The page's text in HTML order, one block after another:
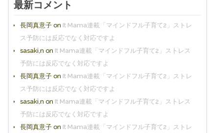
最新コメント
長岡真意子on It Mama連載「マインドフル子育て2」ストレ
ス予防には反応でなく対応ですよ
sasaki,n on It Mama連載「マインドフル子育て2」ストレス
予防には反応でなく対応ですよ
長岡真意子on It Mama連載「マインドフル子育て2」ストレ
ス予防には反応でなく対応ですよ
sasaki,n on It Mama連載「マインドフル子育て2」ストレス
予防には反応でなく対応ですよ
長岡真意子on It Mama連載「マインドフル子育て2」ストレ